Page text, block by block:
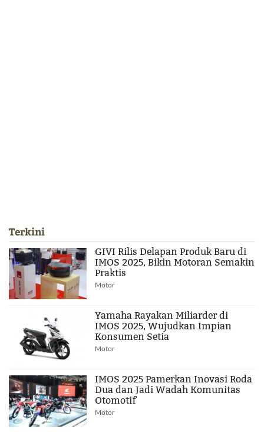
Terkini
GIVI Rilis Delapan Produk Baru di
IMOS 2025, Bikin Motoran Semakin
Praktis
Motor
Yamaha Rayakan Miliarder di
IMOS 2025, Wujudkan Impian
Konsumen Setia
Motor
IMOS 2025 Pamerkan Inovasi Roda
Dua dan Jadi Wadah Komunitas
Otomotif
Motor